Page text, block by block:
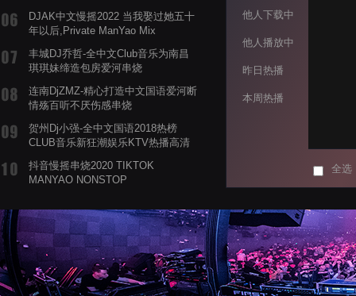
DJAK中文慢摇2022 当我娶过她五十
年以后,Private ManYao Mix
丰城DJ乔哲-全中文Club音乐为南昌
琪琪妹缔造包房爱河串烧
连南DjZMZ-精心打造中文国语爱河断
情殇百听不厌伤感串烧
贺州Dj小强-全中文国语2018热榜
CLUB音乐新狂潮娱乐KTV热播高清
抖音慢摇串烧2020 TIKTOK
MANYAO NONSTOP
蝉爸爸妈妈爱存在夏天的风是想你的
声音啊
他人下载中
他人播放中
昨日热播
本周热播
全选